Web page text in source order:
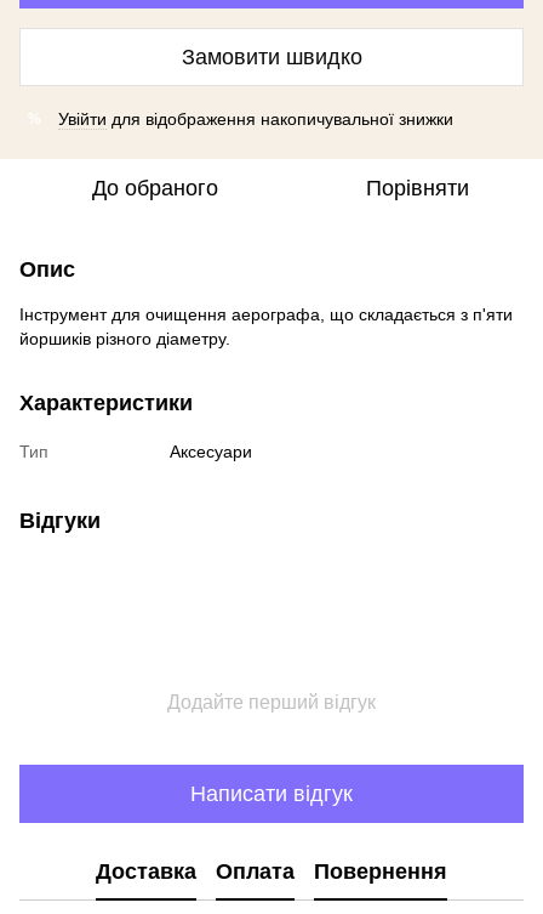
Замовити швидко
% Увійти для відображення накопичувальної знижки
До обраного Порівняти
Опис
Інструмент для очищення аерографа, що складається з п'яти
йоршиків різного діаметру.
Характеристики
Тип Аксесуари
Відгуки
Додайте перший відгук
Написати відгук
Доставка Оплата Повернення